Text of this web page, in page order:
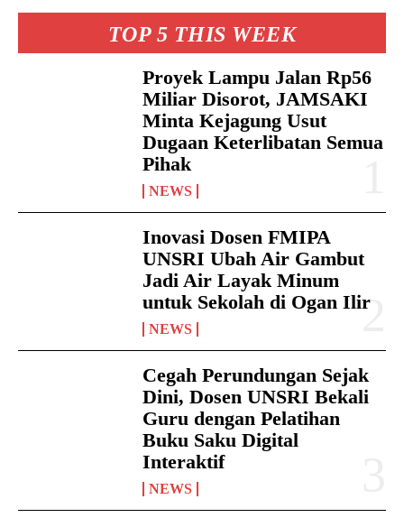
TOP 5 THIS WEEK
Proyek Lampu Jalan Rp56
Miliar Disorot, JAMSAKI
Minta Kejagung Usut
Dugaan Keterlibatan Semua
Pihak
NEWS
Inovasi Dosen FMIPA
UNSRI Ubah Air Gambut
Jadi Air Layak Minum
untuk Sekolah di Ogan Ilir
NEWS
Cegah Perundungan Sejak
Dini, Dosen UNSRI Bekali
Guru dengan Pelatihan
Buku Saku Digital
Interaktif
NEWS